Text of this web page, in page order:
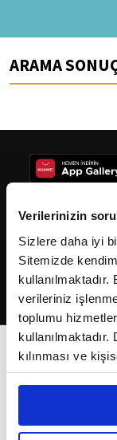
Verilerinizin
Sizlere daha iyi
Sitemizde
verileriniz
toplumu
kılınması ve
reklam/
Çerezlere ilişkin
belirleyebilirsiniz.
ARAMA
2026Fikriyat.